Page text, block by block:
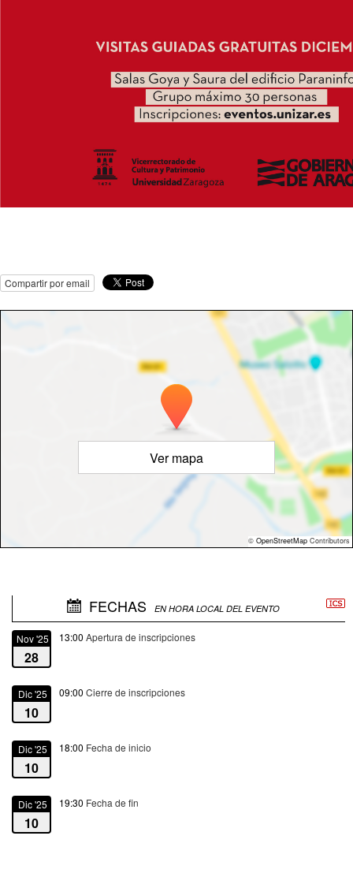
Compartir por email
Ver mapa
© OpenStreetMap Contributors
FECHAS EN HORA LOCAL DEL EVENTO
Nov '25
28
13:00 Apertura de inscripciones
Dic '25
10
09:00 Cierre de inscripciones
Dic '25
10
18:00 Fecha de inicio
Dic '25
10
19:30 Fecha de fin